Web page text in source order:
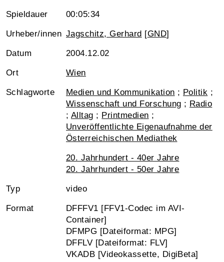
Spieldauer 00:05:34
Urheber/innen Jagschitz, Gerhard [GND]
Datum 2004.12.02
Ort Wien
Schlagworte Medien und Kommunikation ; Politik ;
Wissenschaft und Forschung ; Radio
; Alltag ; Printmedien ;
Unveröffentlichte Eigenaufnahme der
Österreichischen Mediathek
20. Jahrhundert - 40er Jahre
20. Jahrhundert - 50er Jahre
Typ video
Format
DFFFV1 [FFV1-Codec im AVI-
Container]
DFMPG [Dateiformat: MPG]
DFFLV [Dateiformat: FLV]
VKADB [Videokassette, DigiBeta]